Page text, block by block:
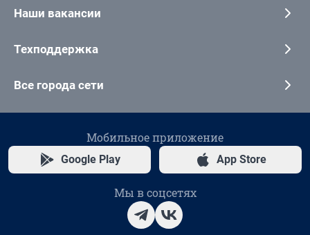
Наши вакансии
Техподдержка
Все города сети
Мобильное приложение
Google Play App Store
Мы в соцсетях